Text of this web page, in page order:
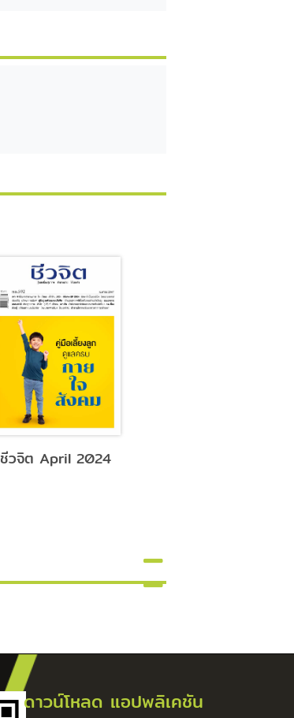
ชีวจิต April 2024
ดาวน์โหลด แอปพลิเคชัน